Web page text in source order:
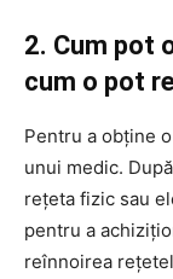
2. Cum pot
cum o pot
Pentru a obține
unui medic.
rețeta fizic sau
pentru a
reînnoirea